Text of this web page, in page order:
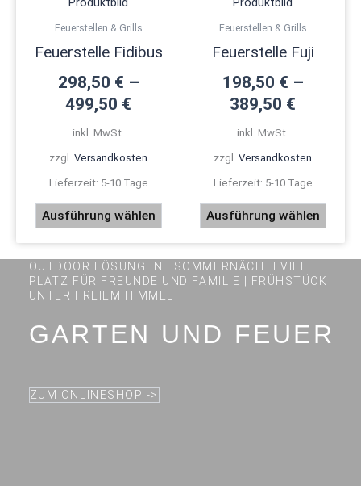
Feuerstellen & Grills
Feuerstelle Fidibus
298,50 € –
499,50 €
inkl. MwSt.
zzgl. Versandkosten
Lieferzeit: 5-10 Tage
Ausführung wählen
auf.
Produktseite
Feuerstellen & Grills
Feuerstelle Fuji
198,50 € –
389,50 €
inkl. MwSt.
zzgl. Versandkosten
Lieferzeit: 5-10 Tage
Ausführung wählen
OUTDOOR LÖSUNGEN | SOMMERNÄCHTEVIEL
PLATZ FÜR FREUNDE UND FAMILIE | FRÜHSTÜCK
UNTER FREIEM HIMMEL
GARTEN UND FEUER
ZUM ONLINESHOP ->